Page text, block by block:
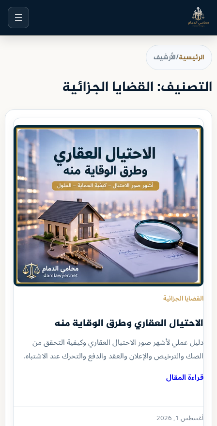
تخطى
إلى
المحتوى
الرئيسية/الأرشيف
التصنيف:القضايا الجزائية
القضايا الجزائية
الاحتيال العقاري وطرق الوقاية منه
دليل عملي لأشهر صور الاحتيال العقاري وكيفية التحقق من
الصك والترخيص والإعلان والعقد والدفع والتحرك عند الاشتباه.
قراءة المقال
أغسطس 1, 2026